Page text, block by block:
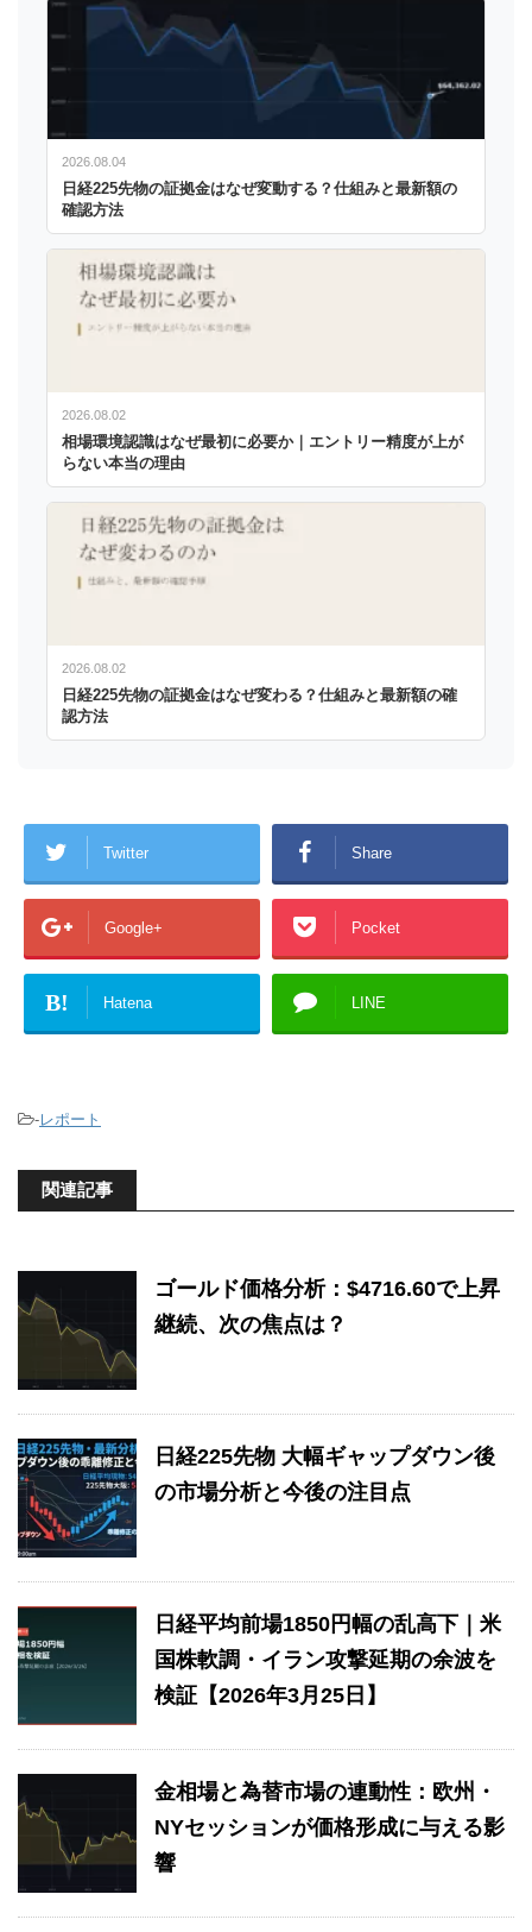
2026.08.04
日経225先物の証拠金はなぜ変動する？仕組みと最新額の
確認方法
2026.08.02
相場環境認識はなぜ最初に必要か｜エントリー精度が上が
らない本当の理由
2026.08.02
日経225先物の証拠金はなぜ変わる？仕組みと最新額の確
認方法
Twitter Share
Google+ Pocket
B! Hatena LINE
-レポート
関連記事
ゴールド価格分析：$4716.60で上昇
継続、次の焦点は？
日経225先物 大幅ギャップダウン後
の市場分析と今後の注目点
日経平均前場1850円幅の乱高下｜米
国株軟調・イラン攻撃延期の余波を
検証【2026年3月25日】
金相場と為替市場の連動性：欧州・
NYセッションが価格形成に与える影
響